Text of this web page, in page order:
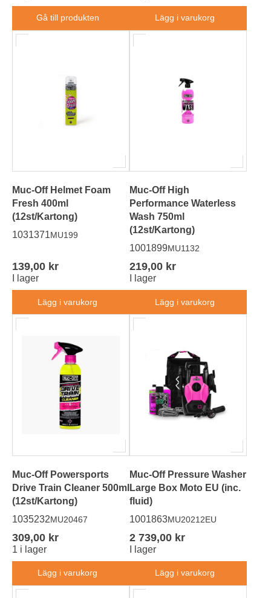
Gå till produkten Lägg i varukorg
Muc-Off Helmet Foam
Fresh 400ml
(12st/Kartong)
1031371MU199
139,00 kr
I lager
Lägg i varukorg
Muc-Off High
Performance Waterless
Wash 750ml
(12st/Kartong)
1001899MU1132
219,00 kr
I lager
Lägg i varukorg
Muc-Off Powersports
Drive Train Cleaner 500ml
(12st/Kartong)
1035232MU20467
309,00 kr
1 i lager
Lägg i varukorg
Muc-Off Pressure Washer
Large Box Moto EU (inc.
fluid)
1001863MU20212EU
2 739,00 kr
I lager
Lägg i varukorg